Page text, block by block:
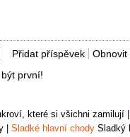
Obnovit
Přidat příspěvek
první!
které si všichni zamilují
Sladké hlavní chody Sladký